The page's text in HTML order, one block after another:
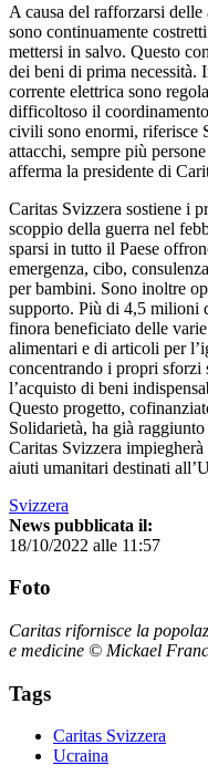
A causa del rafforzarsi
sono continuamente
mettersi in salvo. Questo
dei beni di prima necessità.
corrente elettrica sono
difficoltoso il
civili sono enormi, riferisce
attacchi, sempre più
afferma la presidente di
Caritas Svizzera sostiene i
scoppio della guerra nel
sparsi in tutto il Paese
emergenza, cibo,
per bambini. Sono inoltre
supporto. Più di 4,5 milioni
finora beneficiato delle
alimentari e di articoli per
concentrando i propri
l’acquisto di beni
Questo progetto,
Solidarietà, ha già
Caritas Svizzera
aiuti umanitari destinati
Svizzera
News pubblicata il:
18/10/2022 alle 11:57
Foto
Caritas rifornisce la
e medicine © Mickael
Tags
Caritas Svizzera
Ucraina